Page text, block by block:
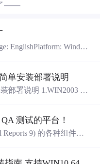
——
EnglishPlatform: Window
单安装部署说明
部署说明 1.WIN2003 64
,可我我在服
找不到
测试的平台！
Reports 9) 的各种组件支